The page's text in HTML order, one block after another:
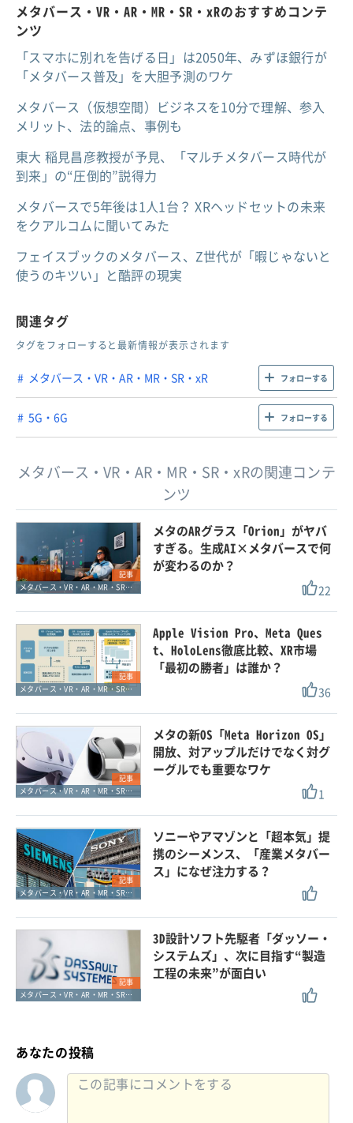
メタバース・VR・AR・MR・SR・xRのおすすめコンテ
ンツ
「スマホに別れを告げる日」は2050年、みずほ銀行が
「メタバース普及」を大胆予測のワケ
メタバース（仮想空間）ビジネスを10分で理解、参入
メリット、法的論点、事例も
東大 稲見昌彦教授が予見、「マルチメタバース時代が
到来」の“圧倒的”説得力
メタバースで5年後は1人1台？ XRヘッドセットの未来
をクアルコムに聞いてみた
フェイスブックのメタバース、Z世代が「暇じゃないと
使うのキツい」と酷評の現実
関連タグ
タグをフォローすると最新情報が表示されます
メタバース・VR・AR・MR・SR・xR フォローする
5G・6G フォローする
メタバース・VR・AR・MR・SR・xRの関連コンテ
ンツ
記事
メタバース・VR・AR・MR・SR・xR
メタのARグラス「Orion」がヤバ
すぎる。生成AI×メタバースで何
が変わるのか？
22
記事
メタバース・VR・AR・MR・SR・xR
Apple Vision Pro、Meta Ques
t、HoloLens徹底比較、XR市場
「最初の勝者」は誰か？
36
記事
メタバース・VR・AR・MR・SR・xR
メタの新OS「Meta Horizon OS」
開放、対アップルだけでなく対グ
ーグルでも重要なワケ
1
記事
メタバース・VR・AR・MR・SR・xR
ソニーやアマゾンと「超本気」提
携のシーメンス、「産業メタバー
ス」になぜ注力する？
記事
メタバース・VR・AR・MR・SR・xR
3D設計ソフト先駆者「ダッソー・
システムズ」、次に目指す“製造
工程の未来”が面白い
あなたの投稿